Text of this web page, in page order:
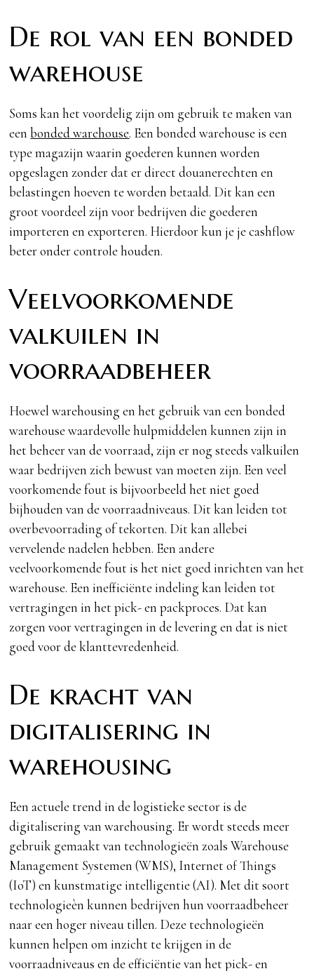
De rol van een bonded
warehouse
Soms kan het voordelig zijn om gebruik te maken van
eenbonded warehouse. Een bonded warehouse is een
type magazijn waarin goederen kunnen worden
opgeslagen zonder dat er direct douanerechten en
belastingen hoeven te worden betaald. Dit kan een
groot voordeel zijn voor bedrijven die goederen
importeren en exporteren. Hierdoor kun je je cashflow
beter onder controle houden.
Veelvoorkomende
valkuilen in
voorraadbeheer
Hoewel warehousing en het gebruik van een bonded
warehouse waardevolle hulpmiddelen kunnen zijn in
het beheer van de voorraad, zijn er nog steeds valkuilen
waar bedrijven zich bewust van moeten zijn. Een veel
voorkomende fout is bijvoorbeeld het niet goed
bijhouden van de voorraadniveaus. Dit kan leiden tot
overbevoorrading of tekorten. Dit kan allebei
vervelende nadelen hebben. Een andere
veelvoorkomende fout is het niet goed inrichten van het
warehouse. Een inefficiënte indeling kan leiden tot
vertragingen in het pick- en packproces. Dat kan
zorgen voor vertragingen in de levering en dat is niet
goed voor de klanttevredenheid.
De kracht van
digitalisering in
warehousing
Een actuele trend in de logistieke sector is de
digitalisering van warehousing. Er wordt steeds meer
gebruik gemaakt van technologieën zoals Warehouse
Management Systemen (WMS), Internet of Things
(IoT) en kunstmatige intelligentie (AI). Met dit soort
technologieèn kunnen bedrijven hun voorraadbeheer
naar een hoger niveau tillen. Deze technologieën
kunnen helpen om inzicht te krijgen in de
voorraadniveaus en de efficiëntie van het pick- en